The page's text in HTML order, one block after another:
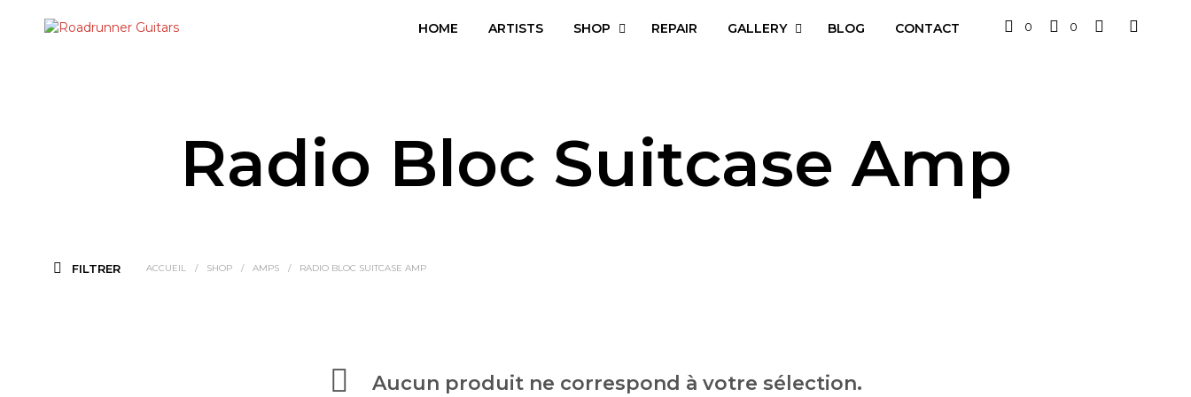
HOME ARTISTS SHOP REPAIR GALLERY BLOG CONTACT 0 0
Radio Bloc Suitcase Amp
FILTRER ACCUEIL / SHOP / AMPS / RADIO BLOC SUITCASE AMP
Aucun produit ne correspond à votre sélection.